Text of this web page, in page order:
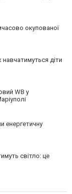
окупованої
навчатимуться діти
WB у
енергетичну
світло: це